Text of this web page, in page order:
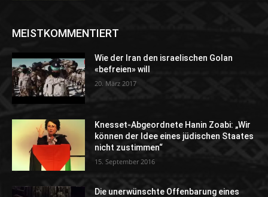
MEISTKOMMENTIERT
Wie der Iran den israelischen Golan
«befreien» will
20. März 2017
Knesset-Abgeordnete Hanin Zoabi: „Wir
können der Idee eines jüdischen Staates
nicht zustimmen“
15. September 2016
Die unerwünschte Offenbarung eines